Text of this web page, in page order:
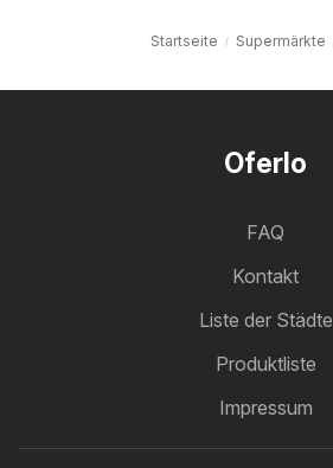
Startseite Supermärkte
Oferlo
FAQ
Kontakt
Liste der Städte
Produktliste
Impressum